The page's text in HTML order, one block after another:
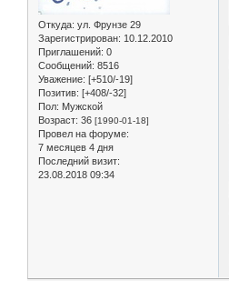
Откуда: ул. Фрунзе 29
Зарегистрирован: 10.12.2010
Приглашений: 0
Сообщений: 8516
Уважение: [+510/-19]
Позитив: [+408/-32]
Пол: Мужской
Возраст: 36 [1990-01-18]
Провел на форуме:
7 месяцев 4 дня
Последний визит:
23.08.2018 09:34